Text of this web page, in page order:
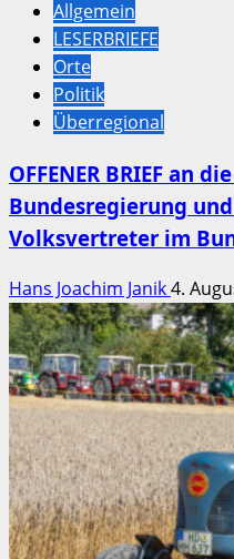
Allgemein
LESERBRIEFE
Orte
Politik
Überregional
OFFENER BRIEF an
Bundesregierung
Volksvertreter im
Hans Joachim Janik4.